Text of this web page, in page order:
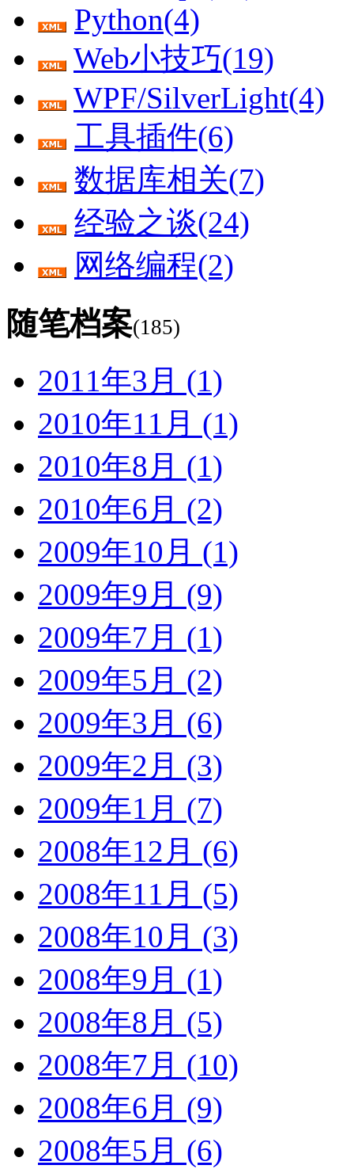
Python(4)
Web小技巧(19)
WPF/SilverLight(4)
工具插件(6)
数据库相关(7)
经验之谈(24)
网络编程(2)
随笔档案(185)
2011年3月 (1)
2010年11月 (1)
2010年8月 (1)
2010年6月 (2)
2009年10月 (1)
2009年9月 (9)
2009年7月 (1)
2009年5月 (2)
2009年3月 (6)
2009年2月 (3)
2009年1月 (7)
2008年12月 (6)
2008年11月 (5)
2008年10月 (3)
2008年9月 (1)
2008年8月 (5)
2008年7月 (10)
2008年6月 (9)
2008年5月 (6)